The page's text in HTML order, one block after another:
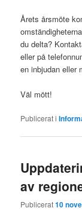
Årets årsmöte
du delta?
eller på
en inbjudan eller
Väl mött!
Publicerat i
av
Publicerat10